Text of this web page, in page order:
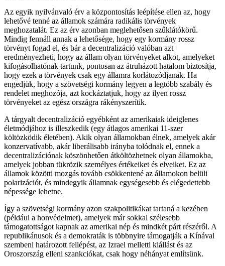
Az egyik nyilvánvaló érv a központosítás leépítése ellen az, hogy
lehetővé tenné az államok számára radikális törvények
meghozatalát. Ez az érv azonban meglehetősen szűklátókörű.
Mindig fennáll annak a lehetősége, hogy egy kormány rossz
törvényt fogad el, és bár a decentralizáció valóban azt
eredményezheti, hogy az állam olyan törvényeket alkot, amelyeket
kifogásolhatónak tartunk, pontosan az átruházott hatalom biztosítja,
hogy ezek a törvények csak egy államra korlátozódjanak. Ha
engedjük, hogy a szövetségi kormány legyen a legtöbb szabály és
rendelet meghozója, azt kockáztatjuk, hogy az ilyen rossz
törvényeket az egész országra rákényszerítik.
A tárgyalt decentralizáció egyébként az amerikaiak ideiglenes
életmódjához is illeszkedik (egy átlagos amerikai 11-szer
költözködik életében). Akik olyan államokban élnek, amelyek akár
konzervatívabb, akár liberálisabb irányba tolódnak el, ennek a
decentralizációnak köszönhetően átköltözhetnek olyan államokba,
amelyek jobban tükrözik személyes értékeiket és elveiket. Ez az
államok közötti mozgás tovább csökkentené az államokon belüli
polarizációt, és mindegyik államnak egységesebb és elégedettebb
népessége lehetne.
Így a szövetségi kormány azon szakpolitikákat tartaná a kezében
(például a honvédelmet), amelyek már sokkal szélesebb
támogatottságot kapnak az amerikai nép és mindkét párt részéről. A
republikánusok és a demokraták is többnyire támogatják a Kínával
szembeni határozott fellépést, az Izrael melletti kiállást és az
Oroszország elleni szankciókat, csak hogy néhányat említsünk.